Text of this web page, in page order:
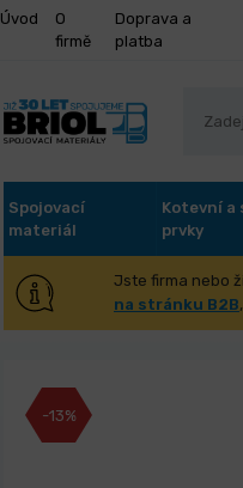
Úvod
O
firmě
Doprava a
platba
Spojovací
materiál
Kotevní a
prvky
Jste firma nebo
na stránku B2B
Vrták FESTA
-13%